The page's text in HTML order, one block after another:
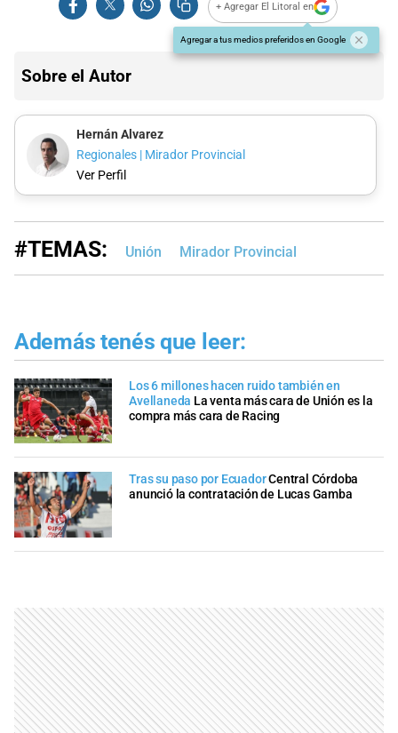
+ Agregar El Litoral en
Agregar a tus medios preferidos en Google
Sobre el Autor
Hernán Alvarez
Regionales | Mirador Provincial
Ver Perfil
#TEMAS: Unión Mirador Provincial
Además tenés que leer:
Los 6 millones hacen ruido también en
Avellaneda La venta más cara de Unión es la
compra más cara de Racing
Tras su paso por EcuadorCentral Córdoba
anunció la contratación de Lucas Gamba